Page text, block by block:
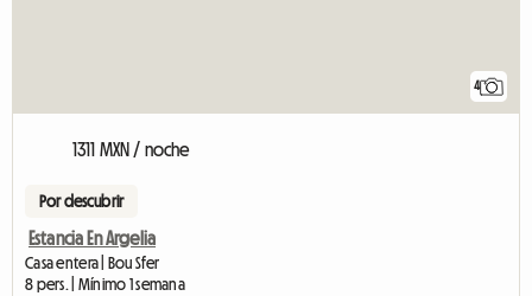
4
1311 MXN / noche
Por descubrir
Estancia En Argelia
Casa entera | Bou Sfer
8 pers. | Mínimo 1 semana